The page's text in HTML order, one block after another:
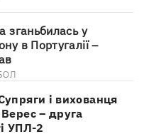
зганьбилась у
в Португалії –
і вихованця
– друга
УПЛ-2